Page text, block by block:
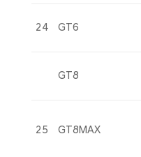
24 GT6
GT8
25 GT8MAX